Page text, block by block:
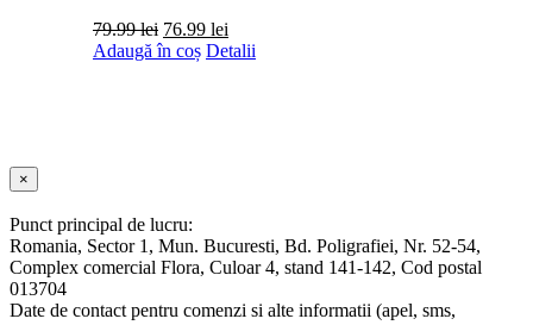
79.99lei Prețul
inițial
76.99 leiPrețul
curent
Adaugă în coș Detalii
Close
product
view
×
Punct principal de lucru:
Romania, Sector 1, Mun. Bucuresti, Bd. Poligrafiei, Nr. 52-54,
Complex comercial Flora, Culoar 4, stand 141-142, Cod postal
013704
Date de contact pentru comenzi si alte informatii (apel, sms,